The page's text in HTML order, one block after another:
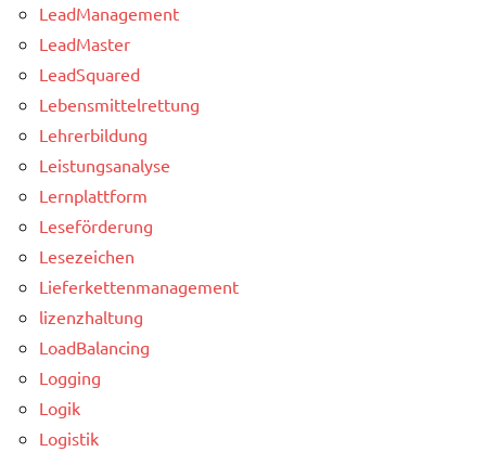
LeadManagement
LeadMaster
LeadSquared
Lebensmittelrettung
Lehrerbildung
Leistungsanalyse
Lernplattform
Leseförderung
Lesezeichen
Lieferkettenmanagement
lizenzhaltung
LoadBalancing
Logging
Logik
Logistik